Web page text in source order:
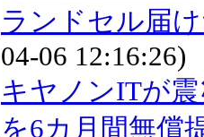
ランドセル届
04-06 12:16:26)
キヤノンITが
を6カ月間無償